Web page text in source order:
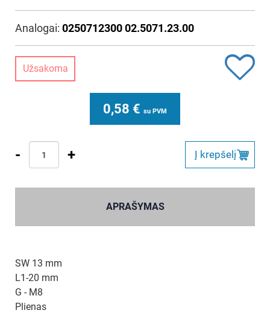
Analogai: 0250712300 02.5071.23.00
Užsakoma
0,58 € su PVM
- + Į krepšelį
APRAŠYMAS
SW 13 mm
L1-20 mm
G - M8
Plienas